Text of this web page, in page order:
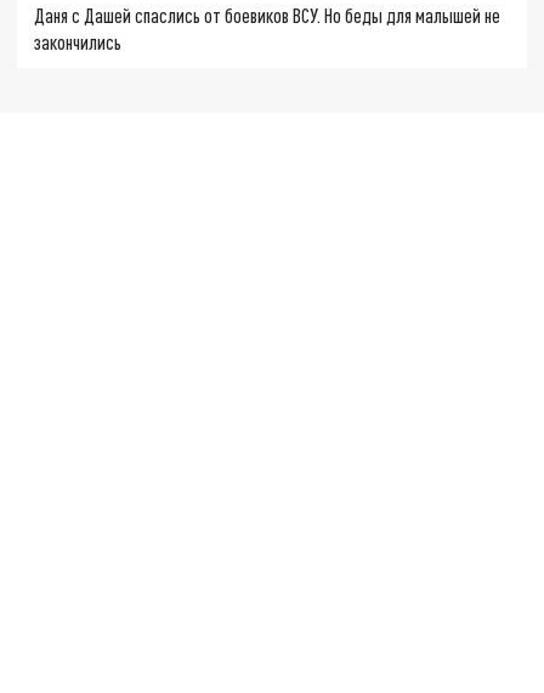
Даня с Дашей спаслись от боевиков ВСУ. Но беды для малышей не
закончились